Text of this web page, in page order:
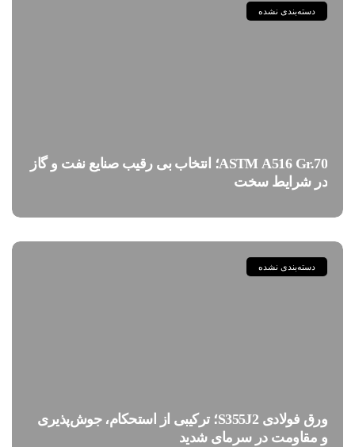
دسته‌بندی نشده
ASTM A516 Gr.70؛ انتخاب بی رقیب صنایع نفت و گاز
در شرایط سخت
دسته‌بندی نشده
ورق فولادی S355J2؛ ترکیبی از استحکام، جوش‌پذیری
و مقاومت در سرمای شدید